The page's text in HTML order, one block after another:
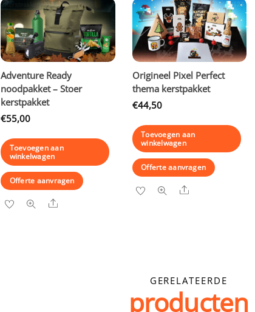
Adventure Ready
noodpakket – Stoer
kerstpakket
€55,00
Toevoegen aan
winkelwagen
Offerte aanvragen
Share
Origineel Pixel Perfect
thema kerstpakket
€44,50
Toevoegen aan
winkelwagen
Offerte aanvragen
Share
GERELATEERDE
producten